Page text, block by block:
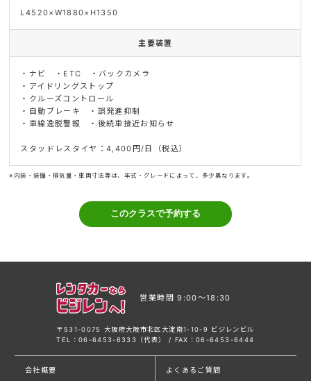
L4520×W1880×H1350
主要装置
・ナビ ・ETC ・バックカメラ
・アイドリングストップ
・クルーズコントロール
・自動ブレーキ ・誤発進抑制
・車線逸脱警報 ・後続車接近お知らせ
スタッドレスタイヤ：4,400円/日（税込）
※内装・装備・排気量・車両寸法等は、年式・グレードによって、多少異なります。
営業時間 9:00〜18:30
〒531-0075 大阪府大阪市北区大淀南1-10-9 ビジレンビル
TEL：06-6453-6333（代表） / FAX：06-6453-6444
会社概要 よくあるご質問